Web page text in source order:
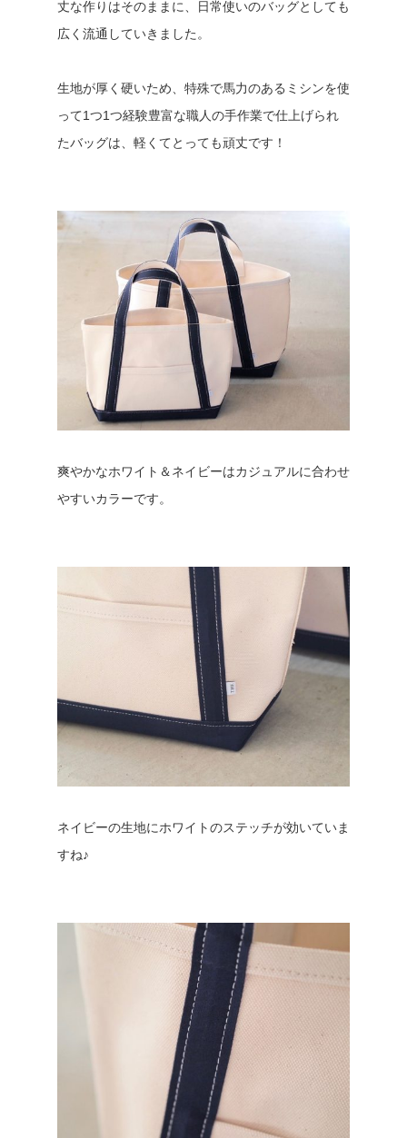
丈な作りはそのままに、日常使いのバッグとしても
広く流通していきました。
生地が厚く硬いため、特殊で馬力のあるミシンを使
って1つ1つ経験豊富な職人の手作業で仕上げられ
たバッグは、軽くてとっても頑丈です！
爽やかなホワイト＆ネイビーはカジュアルに合わせ
やすいカラーです。
ネイビーの生地にホワイトのステッチが効いていま
すね♪